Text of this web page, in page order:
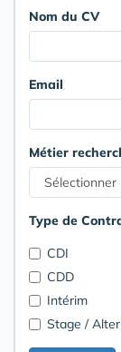
Nom du CV
Email
Métier
Type de
CDI
CDD
Intérim
Stage /